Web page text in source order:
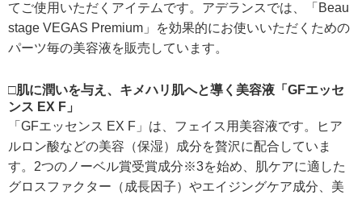
てご使用いただくアイテムです。アデランスでは、「Beau
stage VEGAS Premium」を効果的にお使いいただくための
パーツ毎の美容液を販売しています。
□肌に潤いを与え、キメハリ肌へと導く美容液「GFエッセ
ンス EX F」
「GFエッセンス EX F」は、フェイス用美容液です。ヒア
ルロン酸などの美容（保湿）成分を贅沢に配合していま
す。2つのノーベル賞受賞成分※3を始め、肌ケアに適した
グロスファクター（成長因子）やエイジングケア成分、美